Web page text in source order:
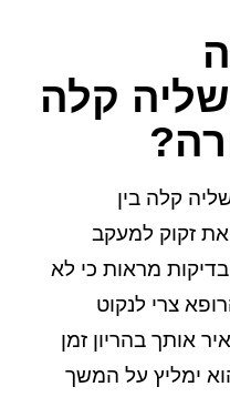
קלה
קלה בין
34 להריון, את זקוק למעקב
מראות כי לא
צרי לנקוט
אותך בהריון זמן
ימליץ על המשך